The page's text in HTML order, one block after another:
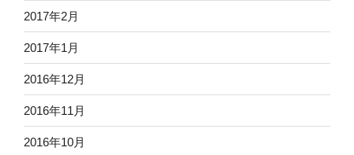
2017年2月
2017年1月
2016年12月
2016年11月
2016年10月